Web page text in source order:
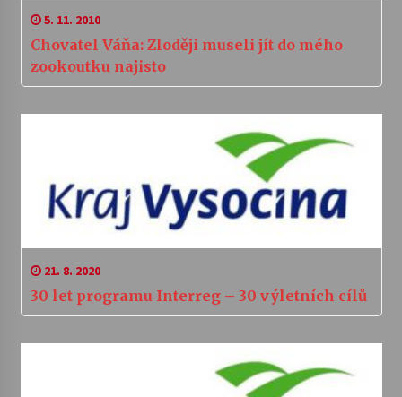
5. 11. 2010
Chovatel Váňa: Zloději museli jít do mého
zookoutku najisto
21. 8. 2020
30 let programu Interreg – 30 výletních cílů